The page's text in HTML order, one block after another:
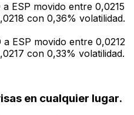
ESP movido entre 0,0215
con 0,36% volatilidad.
ESP movido entre 0,0212
con 0,33% volatilidad.
en cualquier lugar.